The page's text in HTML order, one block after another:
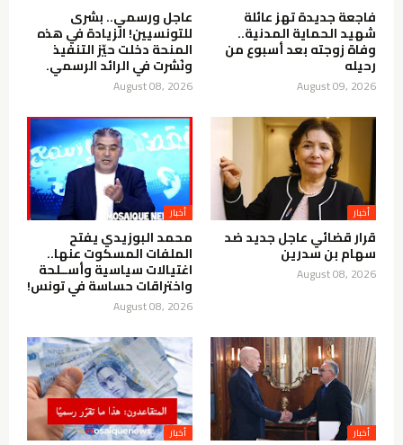
فاجعة جديدة تهز عائلة
شهيد الحماية المدنية..
وفاة زوجته بعد أسبوع من
رحيله
August 09, 2026
عاجل ورسمي.. بشرى
للتونسيين! الزيادة في هذه
المنحة دخلت حيّز التنفيذ
ونُشرت في الرائد الرسمي.
August 08, 2026
أخبار
قرار قضائي عاجل جديد ضد
سهام بن سدرين
August 08, 2026
أخبار
محمد البوزيدي يفتح
الملفات المسكوت عنها..
اغتيالات سياسية وأســلحة
واختراقات حساسة في تونس!
August 08, 2026
أخبار أخبار